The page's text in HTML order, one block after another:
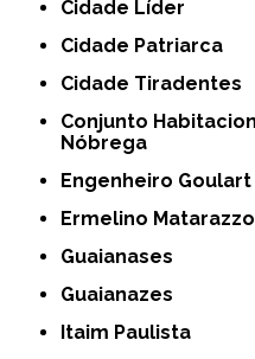
Cidade Líder
Cidade Patriarca
Cidade Tiradentes
Conjunto Habitacional Padre Manoel da
Nóbrega
Engenheiro Goulart
Ermelino Matarazzo
Guaianases
Guaianazes
Itaim Paulista